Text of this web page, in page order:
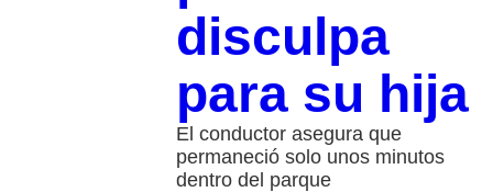
disculpa
para su hija
El conductor asegura que
permaneció solo unos minutos
dentro del parque